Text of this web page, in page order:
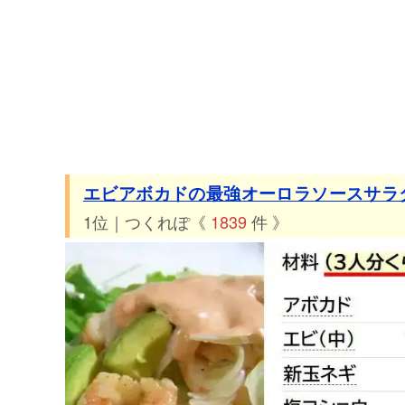
エビアボカドの最強オーロラソースサラ
1位｜つくれぽ《 1839 件 》